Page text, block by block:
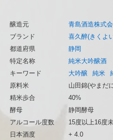
醸造元
青島酒造株式
ブランド
喜久醉(きくよ
都道府県
静岡
特定名称
純米大吟醸酒
キーワード
大吟醸 純米
原料米
山田錦(やまだ
精米歩合
40%
酵母
静岡酵母
アルコール度数
15度以上16度
日本酒度
+ 4.0